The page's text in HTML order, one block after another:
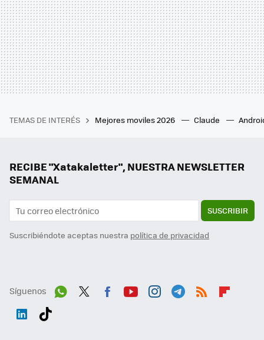
TEMAS DE INTERÉS Mejores moviles 2026 Claude
RECIBE "Xatakaletter", NUESTRA NEWSLETTER
SEMANAL
SUSCRIBIR
Suscribiéndote aceptas nuestra política de privacidad
Síguenos